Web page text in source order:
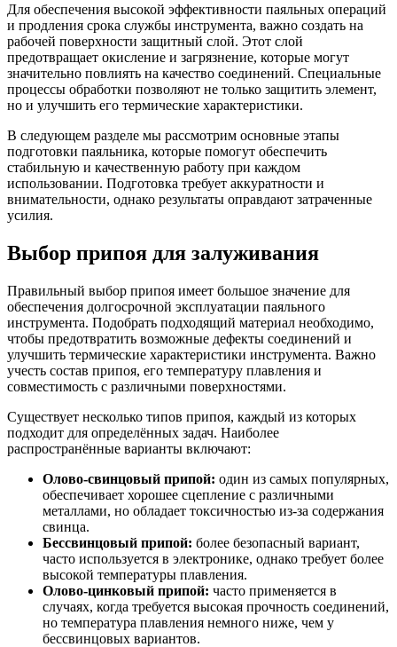
Для обеспечения высокой эффективности паяльных операций
и продления срока службы инструмента, важно создать на
рабочей поверхности защитный слой. Этот слой
предотвращает окисление и загрязнение, которые могут
значительно повлиять на качество соединений. Специальные
процессы обработки позволяют не только защитить элемент,
но и улучшить его термические характеристики.
В следующем разделе мы рассмотрим основные этапы
подготовки паяльника, которые помогут обеспечить
стабильную и качественную работу при каждом
использовании. Подготовка требует аккуратности и
внимательности, однако результаты оправдают затраченные
усилия.
Выбор припоя для залуживания
Правильный выбор припоя имеет большое значение для
обеспечения долгосрочной эксплуатации паяльного
инструмента. Подобрать подходящий материал необходимо,
чтобы предотвратить возможные дефекты соединений и
улучшить термические характеристики инструмента. Важно
учесть состав припоя, его температуру плавления и
совместимость с различными поверхностями.
Существует несколько типов припоя, каждый из которых
подходит для определённых задач. Наиболее
распространённые варианты включают:
Олово-свинцовый припой: один из самых популярных,
обеспечивает хорошее сцепление с различными
металлами, но обладает токсичностью из-за содержания
свинца.
Бессвинцовый припой: более безопасный вариант,
часто используется в электронике, однако требует более
высокой температуры плавления.
Олово-цинковый припой: часто применяется в
случаях, когда требуется высокая прочность соединений,
но температура плавления немного ниже, чем у
бессвинцовых вариантов.